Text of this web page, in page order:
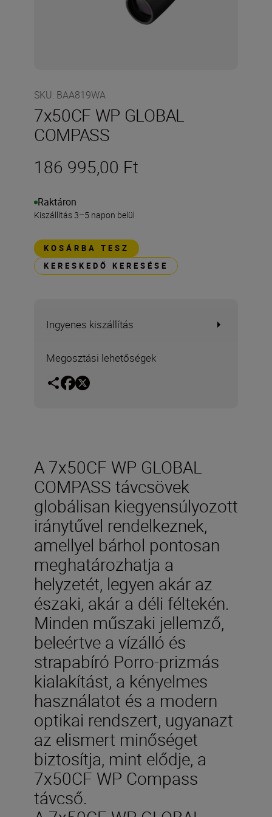
SKU: BAA819WA
7x50CF WP GLOBAL
COMPASS
186 995,00 Ft
Raktáron
Kiszállítás 3–5 napon belül
KOSÁRBA TESZ
KERESKEDŐ KERESÉSE
Ingyenes kiszállítás
Megosztási lehetőségek
A 7x50CF WP GLOBAL
COMPASS távcsövek
globálisan kiegyensúlyozott
iránytűvel rendelkeznek,
amellyel bárhol pontosan
meghatározhatja a
helyzetét, legyen akár az
északi, akár a déli féltekén.
Minden műszaki jellemző,
beleértve a vízálló és
strapabíró Porro-prizmás
kialakítást, a kényelmes
használatot és a modern
optikai rendszert, ugyanazt
az elismert minőséget
biztosítja, mint elődje, a
7x50CF WP Compass
távcső.